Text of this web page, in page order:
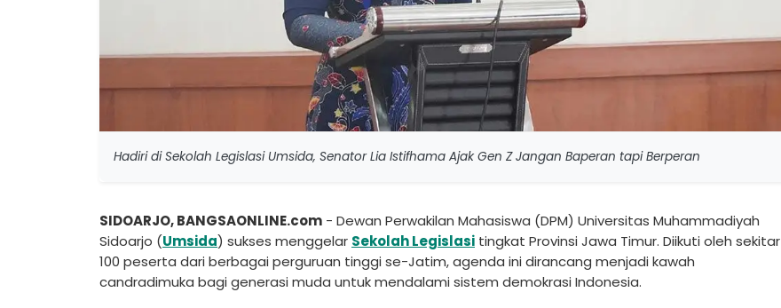
Hadiri di Sekolah Legislasi Umsida, Senator Lia Istifhama Ajak Gen Z Jangan Baperan tapi Berperan
SIDOARJO, BANGSAONLINE.com - Dewan Perwakilan Mahasiswa (DPM) Universitas Muhammadiyah
Sidoarjo (Umsida) sukses menggelar Sekolah Legislasi tingkat Provinsi Jawa Timur. Diikuti oleh sekitar
100 peserta dari berbagai perguruan tinggi se-Jatim, agenda ini dirancang menjadi kawah
candradimuka bagi generasi muda untuk mendalami sistem demokrasi Indonesia.